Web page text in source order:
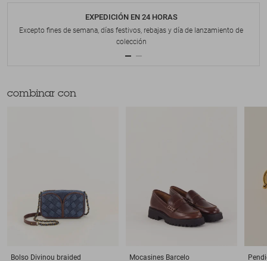
EXPEDICIÓN EN 24 HORAS
Excepto fines de semana, días festivos, rebajas y día de lanzamiento de
colección
combinar con
Bolso Divinou braided
Mocasines Barcelo